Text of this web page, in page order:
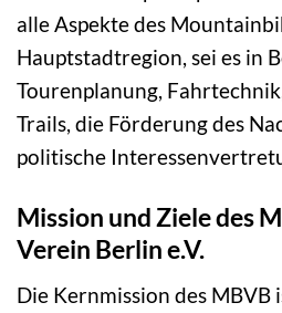
alle Aspekte des
Hauptstadtregion, sei es in
Tourenplanung,
Trails, die Förderung des
politische
Mission und Ziele des
Verein Berlin e.V.
Die Kernmission des MBVB